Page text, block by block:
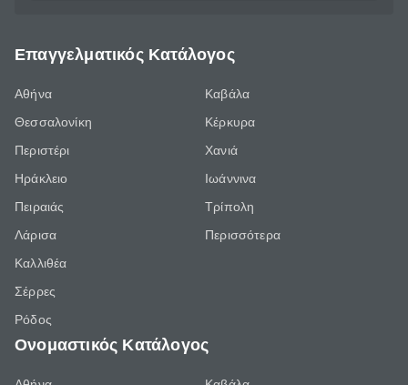
Επαγγελματικός Κατάλογος
Αθήνα
Θεσσαλονίκη
Περιστέρι
Ηράκλειο
Πειραιάς
Λάρισα
Καλλιθέα
Σέρρες
Ρόδος
Καβάλα
Κέρκυρα
Χανιά
Ιωάννινα
Τρίπολη
Περισσότερα
Ονομαστικός Κατάλογος